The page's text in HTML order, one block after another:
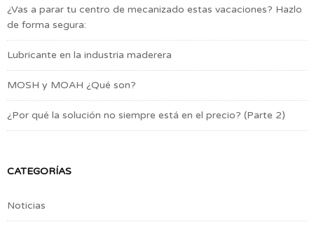
¿Vas a parar tu centro de mecanizado estas vacaciones? Hazlo
de forma segura:
Lubricante en la industria maderera
MOSH y MOAH ¿Qué son?
¿Por qué la solución no siempre está en el precio? (Parte 2)
CATEGORÍAS
Noticias